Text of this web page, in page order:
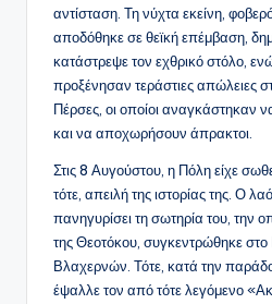
αντίσταση. Τη νύχτα εκείνη,
αποδόθηκε σε θεϊκή επέμβαση,
κατάστρεψε τον εχθρικό στόλο,
προξένησαν τεράστιες απώλειες
Πέρσες, οι οποίοι αναγκάστηκαν
και να αποχωρήσουν άπρακτοι.
Στις 8 Αυγούστου, η Πόλη είχε
τότε, απειλή της ιστορίας της. Ο
πανηγυρίσει τη σωτηρία του, την
της Θεοτόκου, συγκεντρώθηκε
Βλαχερνών. Τότε, κατά την
έψαλλε τον από τότε λεγόμενο